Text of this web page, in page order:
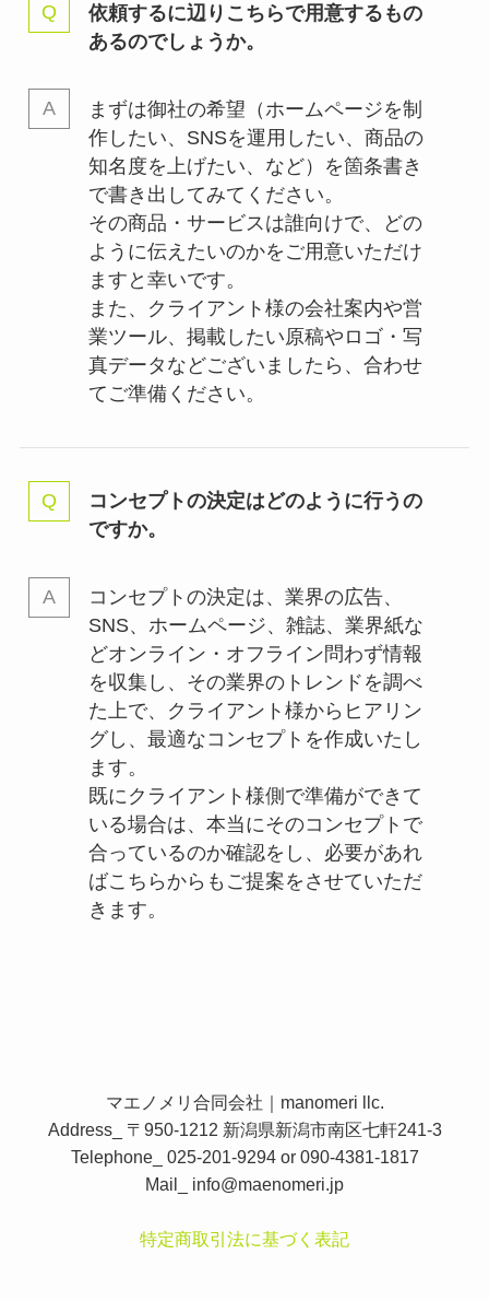
依頼するに辺りこちらで用意するもの
あるのでしょうか。
まずは御社の希望（ホームページを制
作したい、SNSを運用したい、商品の
知名度を上げたい、など）を箇条書き
で書き出してみてください。
その商品・サービスは誰向けで、どの
ように伝えたいのかをご用意いただけ
ますと幸いです。
また、クライアント様の会社案内や営
業ツール、掲載したい原稿やロゴ・写
真データなどございましたら、合わせ
てご準備ください。
コンセプトの決定はどのように行うの
ですか。
コンセプトの決定は、業界の広告、
SNS、ホームページ、雑誌、業界紙な
どオンライン・オフライン問わず情報
を収集し、その業界のトレンドを調べ
た上で、クライアント様からヒアリン
グし、最適なコンセプトを作成いたし
ます。
既にクライアント様側で準備ができて
いる場合は、本当にそのコンセプトで
合っているのか確認をし、必要があれ
ばこちらからもご提案をさせていただ
きます。
マエノメリ合同会社｜manomeri llc.
Address_ 〒950-1212 新潟県新潟市南区七軒241-3
Telephone_ 025-201-9294 or 090-4381-1817
Mail_ info@maenomeri.jp
特定商取引法に基づく表記